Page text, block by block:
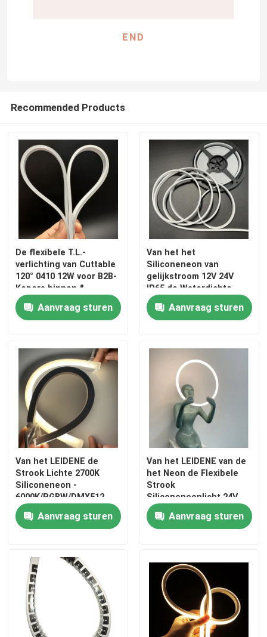
END
Recommended Products
De flexibele T.L.-
verlichting van Cuttable
120° 0410 12W voor B2B-
Kopers binnen &
openlucht
Aanvraag sturen
Van het het
Siliconeneon van
gelijkstroom 12V 24V
IP65 de Waterdichte
temperatuur van de de
Strook Lichte Dubbele
Aanvraag sturen
Van het LEIDENE de
Strook Lichte 2700K
Siliconeneon -
6000K/RGBW/DMX512
24V 1010 Neonlicht 1212
16116Aanvraag sturen
Van het LEIDENE van de
het Neon de Flexibele
Strook
Siliconeneonlicht 24V
IP67 Lichte Warme Witte
Kleur Aanvraag sturen